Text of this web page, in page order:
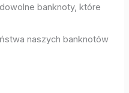
banknoty, które
naszych banknotów